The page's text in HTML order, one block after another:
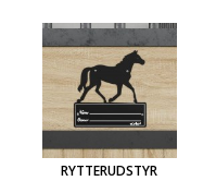
RYTTERUDSTYR